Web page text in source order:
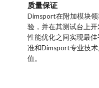
质量保证
Dimsport在附加模块
验，并在其测试台上
性能优化之间实现最
准和Dimsport专业技
值。